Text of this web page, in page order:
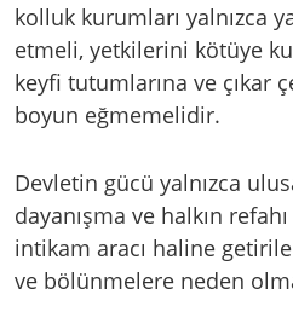
kolluk kurumları yalnızca
etmeli, yetkilerini kötüye
keyfi tutumlarına ve çıkar
boyun eğmemelidir.
Devletin gücü yalnızca
dayanışma ve halkın
intikam aracı haline
ve bölünmelere neden